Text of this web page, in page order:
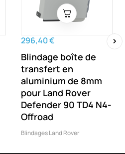
296,40 €
Blindage boîte de
transfert en
aluminium de 8mm
pour Land Rover
Defender 90 TD4 N4-
Offroad
Blindages Land Rover